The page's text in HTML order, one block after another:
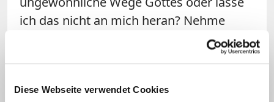
Diese Webseite verwendet Cookies
ich das nicht an mich heran? Nehme
auch ich wie die Leute in Nazareth an ihm
Anstoß? Denke ich kleinkariert von Gott,
sein? Gott braucht nicht das